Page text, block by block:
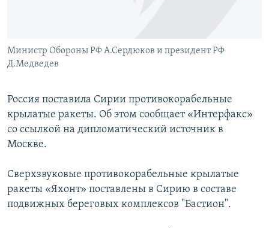
Русский
Все сайты Радио Азатутюн
Министр Обороны РФ А.Сердюков и президент РФ
Д.Медведев
Россия поставила Сирии противокорабельные
крылатые ракеты. Об этом сообщает «Интерфакс»
со ссылкой на дипломатический источник в
Москве.
Сверхзвуковые противокорабельные крылатые
ракеты «Яхонт» поставлены в Сирию в составе
подвижных береговых комплексов "Бастион".